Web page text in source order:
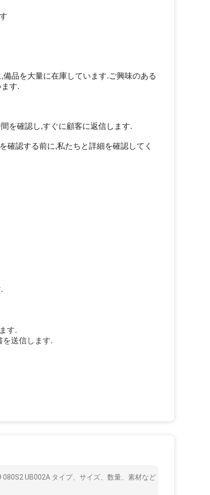
品を大量に在庫しています.ご興味のある
す.
を確認し,すぐに顧客に返信します.
確認する前に,私たちと詳細を確認してく
す.
送信します.
UB002A タイプ、サイズ、数量、素材など